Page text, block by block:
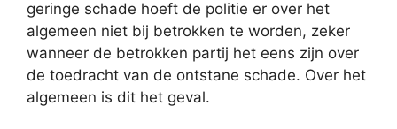
geringe schade hoeft de politie er over het
algemeen niet bij betrokken te worden, zeker
wanneer de betrokken partij het eens zijn over
de toedracht van de ontstane schade. Over het
algemeen is dit het geval.